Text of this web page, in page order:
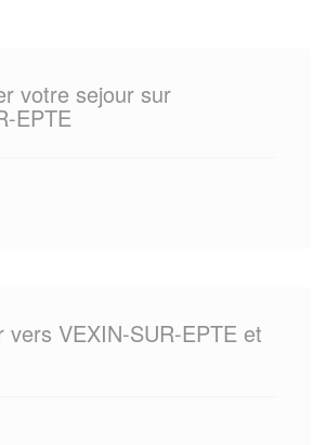
votre sejour sur
EPTE
vers VEXIN-SUR-EPTE et